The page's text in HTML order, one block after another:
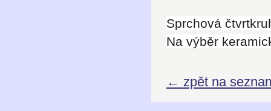
Sprchová
Na výběr
← zpět na